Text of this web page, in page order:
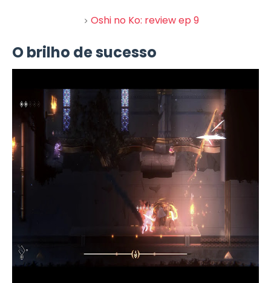
Oshi no Ko: review ep 9
O brilho de sucesso